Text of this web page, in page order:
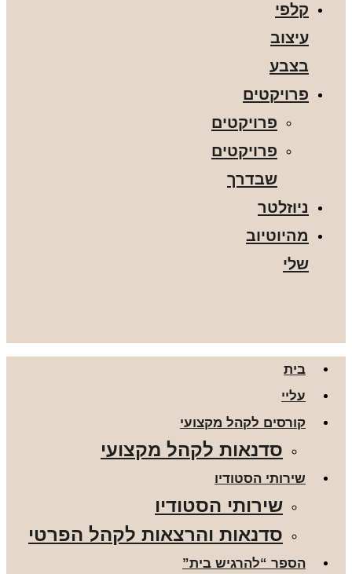
קלפי
עיצוב
בצבע
פרויקטים
פרויקטים
פרויקטים
שבדרך
ניוזלטר
מהיוטיוב
שלי
בית
עליי
קורסים לקהל מקצועי
סדנאות לקהל מקצועי
שירותי הסטודיו
שירותי הסטודיו
סדנאות והרצאות לקהל הפרטי
הספר “להרגיש בית”